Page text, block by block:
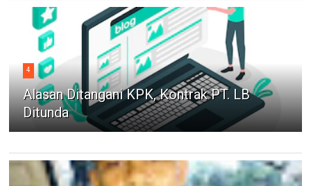
4
Alasan Ditangani KPK, Kontrak PT. LB
Ditunda